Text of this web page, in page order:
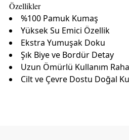
Özellikler
%100 Pamuk Kumaş
Yüksek Su Emici Özellik
Ekstra Yumuşak Doku
Şık Biye ve Bordür Detay
Uzun Ömürlü Kullanım
Cilt ve Çevre Dostu Doğal